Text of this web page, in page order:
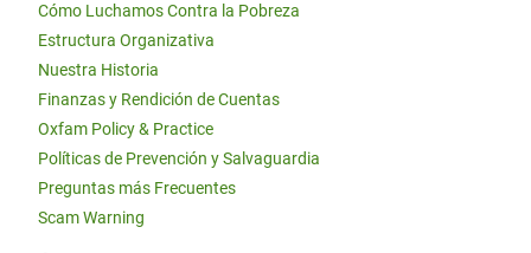
Cómo Luchamos Contra la Pobreza
Estructura Organizativa
Nuestra Historia
Finanzas y Rendición de Cuentas
Oxfam Policy & Practice
Políticas de Prevención y Salvaguardia
Preguntas más Frecuentes
Scam Warning